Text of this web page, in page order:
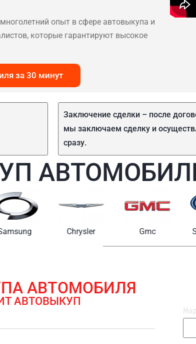
опыт в сфере автовыкупа и
которые гарантируют высокое
за 30 минут
Заключение сделки – после
мы заключаем сделку и
сразу.
Chrysler Gmc
АВТОМОБИЛЯ
АВТОВЫКУП